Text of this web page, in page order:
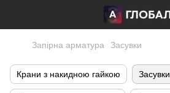
Запірна арматура Засувки
Крани з накидною гайкою Засувки